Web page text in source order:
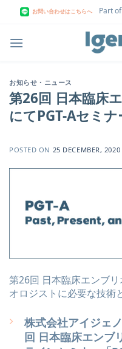
お問い合わせはこちらへ Part
お知らせ・ニュース
第26回 日本臨床
にてPGT-Aセミ
POSTED ON 25 DECEMBER, 2020
第26回 日本臨床エンブ
オロジストに必要な技術
株式会社アイジェ
回 日本臨床エンブ